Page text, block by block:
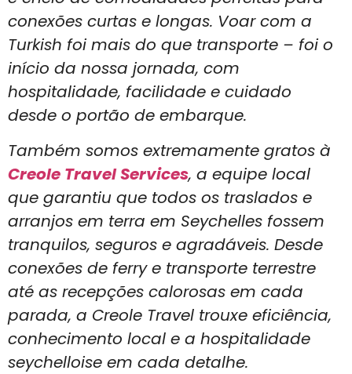
conexões curtas e longas. Voar com a
Turkish foi mais do que transporte – foi o
início da nossa jornada, com
hospitalidade, facilidade e cuidado
desde o portão de embarque.
Também somos extremamente gratos à
Creole Travel Services, a equipe local
que garantiu que todos os traslados e
arranjos em terra em Seychelles fossem
tranquilos, seguros e agradáveis. Desde
conexões de ferry e transporte terrestre
até as recepções calorosas em cada
parada, a Creole Travel trouxe eficiência,
conhecimento local e a hospitalidade
seychelloise em cada detalhe.